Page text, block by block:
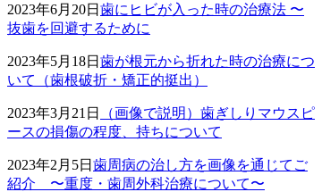
2023年6月20日 歯にヒビが入った時の治療法 〜
抜歯を回避するために
2023年5月18日 歯が根元から折れた時の治療につ
いて（歯根破折・矯正的挺出）
2023年3月21日
（画像で説明）歯ぎしりマウスピ
ースの損傷の程度、持ちについて
2023年2月5日 歯周病の治し方を画像を通じてご
紹介 〜重度・歯周外科治療について〜